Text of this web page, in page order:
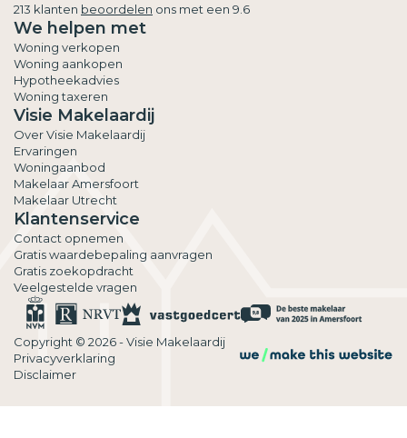
213 klanten beoordelen ons met een 9.6
We helpen met
Woning verkopen
Woning aankopen
Hypotheekadvies
Woning taxeren
Visie Makelaardij
Over Visie Makelaardij
Ervaringen
Woningaanbod
Makelaar Amersfoort
Makelaar Utrecht
Klantenservice
Contact opnemen
Gratis waardebepaling aanvragen
Gratis zoekopdracht
Veelgestelde vragen
Copyright © 2026 - Visie Makelaardij
Privacyverklaring
Disclaimer